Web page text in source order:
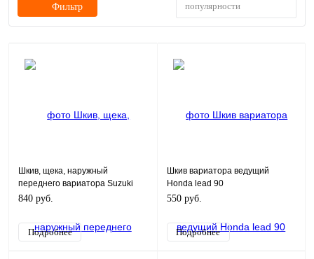
Фильтр популярности
Шкив, щека, наружный
переднего вариатора Suzuki
AD100 ALL
840 руб.
Подробнее
Шкив вариатора ведущий
Honda lead 90
550 руб.
Подробнее